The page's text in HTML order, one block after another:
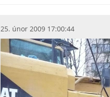
25. únor 2009 17:00:44